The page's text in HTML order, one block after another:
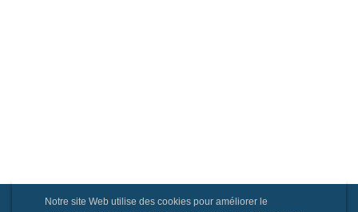
Notre site Web utilise des cookies pour améliorer le